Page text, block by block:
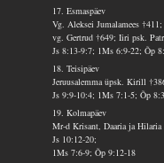
17. Esmaspäev
Vg. Aleksei Jumalamees †411;
vg. Gertrud †649; Iiri psk.
Js 8:13-9:7; 1Ms 6:9-22; Õp
18. Teisipäev
Jeruusalemma üpsk. Kirill
Js 9:9-10:4; 1Ms 7:1-5; Õp
19. Kolmapäev
Mr-d Krisant, Daaria ja Hilaria
Js 10:12-20;
1Ms 7:6-9; Õp 9:12-18